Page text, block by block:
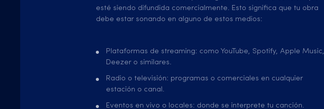
esté siendo difundida comercialmente. Esto significa que tu obra
debe estar sonando en alguno de estos medios:
Plataformas de streaming: como YouTube, Spotify, Apple Music,
Deezer o similares.
Radio o televisión: programas o comerciales en cualquier
estación o canal.
Eventos en vivo o locales: donde se interprete tu canción.